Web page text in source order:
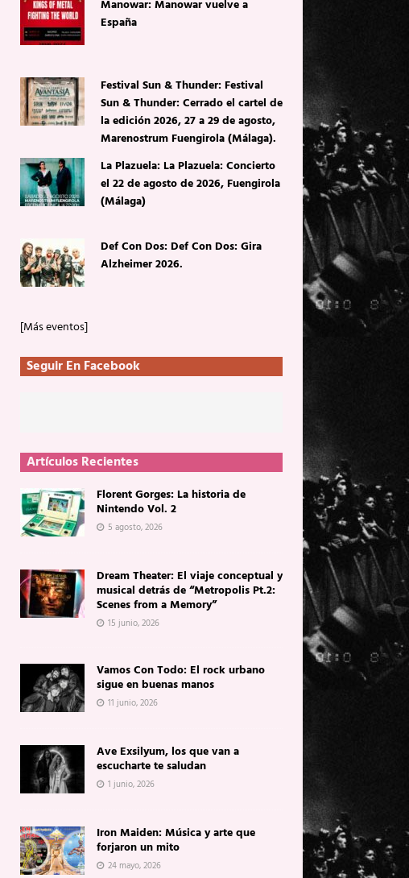
Manowar: Manowar vuelve a
España
Festival Sun & Thunder: Festival
Sun & Thunder: Cerrado el cartel de
la edición 2026, 27 a 29 de agosto,
Marenostrum Fuengirola (Málaga).
La Plazuela: La Plazuela: Concierto
el 22 de agosto de 2026, Fuengirola
(Málaga)
Def Con Dos: Def Con Dos: Gira
Alzheimer 2026.
[Más eventos]
Seguir En Facebook
Artículos Recientes
Florent Gorges: La historia de
Nintendo Vol. 2
5 agosto, 2026
Dream Theater: El viaje conceptual y
musical detrás de “Metropolis Pt.2:
Scenes from a Memory”
15 junio, 2026
Vamos Con Todo: El rock urbano
sigue en buenas manos
11 junio, 2026
Ave Exsilyum, los que van a
escucharte te saludan
1 junio, 2026
Iron Maiden: Música y arte que
forjaron un mito
24 mayo, 2026